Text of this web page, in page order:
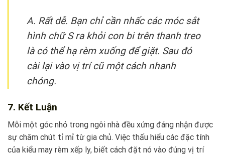
A. Rất dễ. Bạn chỉ cần nhấc các móc sắt
hình chữ S ra khỏi con bi trên thanh treo
là có thể hạ rèm xuống để giặt. Sau đó
cài lại vào vị trí cũ một cách nhanh
chóng.
7. Kết Luận
Mỗi một góc nhỏ trong ngôi nhà đều xứng đáng nhận được
sự chăm chút tỉ mỉ từ gia chủ. Việc thấu hiểu các đặc tính
của kiểu may rèm xếp ly, biết cách đặt nó vào đúng vị trí